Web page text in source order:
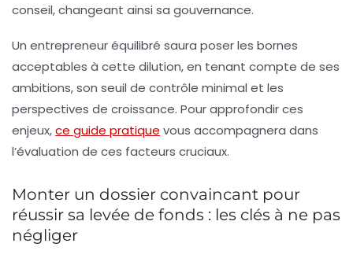
conseil, changeant ainsi sa gouvernance.
Un entrepreneur équilibré saura poser les bornes
acceptables à cette dilution, en tenant compte de ses
ambitions, son seuil de contrôle minimal et les
perspectives de croissance. Pour approfondir ces
enjeux,ce guide pratique vous accompagnera dans
l’évaluation de ces facteurs cruciaux.
Monter un dossier convaincant pour
réussir sa levée de fonds : les clés à ne pas
négliger